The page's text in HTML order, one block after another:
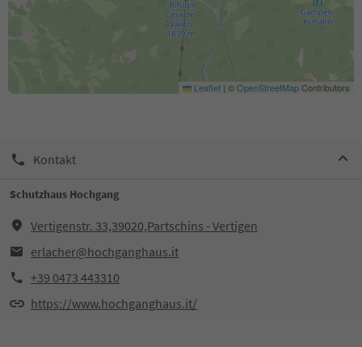
Leaflet | ©OpenStreetMapContributors
Kontakt
Schutzhaus Hochgang
Vertigenstr. 33,39020,Partschins - Vertigen
erlacher@hochganghaus.it
+39 0473 443310
https://www.hochganghaus.it/